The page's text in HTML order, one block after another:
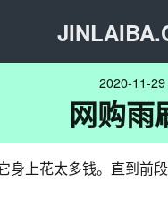
2020-11-
网购雨
上花太多钱。直到